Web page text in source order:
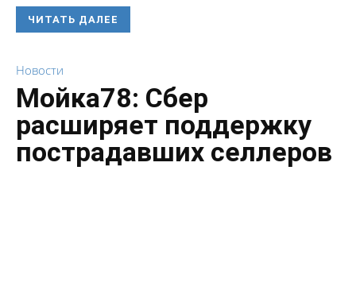
ЧИТАТЬ ДАЛЕЕ
Новости
Мойка78: Сбер
расширяет поддержку
пострадавших селлеров